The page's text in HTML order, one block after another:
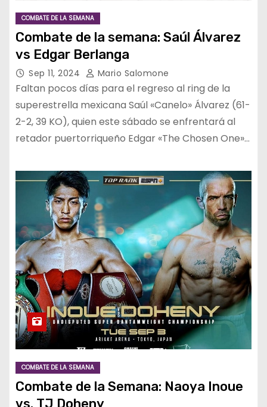
COMBATE DE LA SEMANA
Combate de la semana: Saúl Álvarez
vs Edgar Berlanga
Sep 11, 2024 Mario Salomone
Faltan pocos días para el regreso al ring de la
superestrella mexicana Saúl «Canelo» Álvarez (61-
2-2, 39 KO), quien este sábado se enfrentará al
retador puertorriqueño Edgar «The Chosen One»…
COMBATE DE LA SEMANA
Combate de la Semana: Naoya Inoue
vs. TJ Doheny